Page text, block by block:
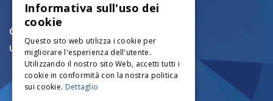
CONTATTI
Ufficio tecnico mezzi cingolati:
+39.0456750126
info@mezzicingolati.com
Via Volta N°24 - 37026
ITALIAN
GERMAN
Informativa sull'uso dei
cookie
Questo sito web utilizza i cookie per
migliorare l'esperienza dell'utente.
Utilizzando il nostro sito Web, accetti tutti i
cookie in conformità con la nostra politica
sui cookie. Dettaglio